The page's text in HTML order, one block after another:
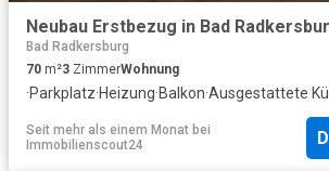
Bad Radkersburg
70 m²3 ZimmerWohnung
·Parkplatz·Heizung·Balkon·Ausgestattete
Seit mehr als einem Monat bei
Immobilienscout24